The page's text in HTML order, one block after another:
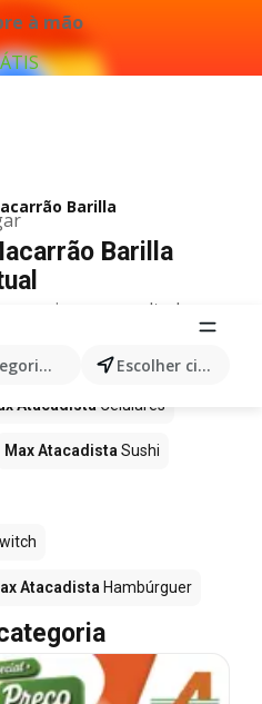
à mão
Escolher cidade
Barilla
Barilla
quaisquer resultados
Max Atacadista
Atacadista Celulares
Max Atacadista Sushi
Atacadista Hambúrguer